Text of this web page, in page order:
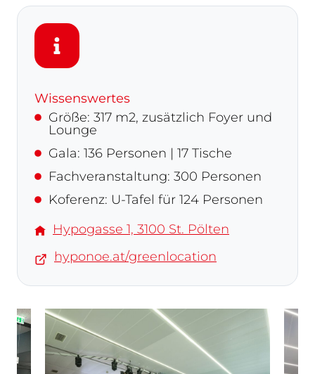
Wissenswertes
Größe: 317 m2, zusätzlich Foyer und
Lounge
Gala: 136 Personen | 17 Tische
Fachveranstaltung: 300 Personen
Koferenz: U-Tafel für 124 Personen
Hypogasse 1, 3100 St. Pölten
hyponoe.at/greenlocation